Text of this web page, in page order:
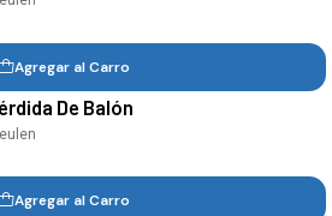
Agregar al Carro
De Balón
Agregar al Carro